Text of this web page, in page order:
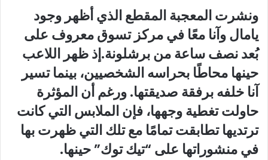
ونشرت المعجبة المقطع الذي أظهر وجود
يامال وآنا معًا في مركز تسوق معروف على
بُعد نصف ساعة من برشلونة.إذ ظهر اللاعب
حينها محاطًا بحراسه الشخصيين، بينما تسير
آنا خلفه برفقة صديقتها. ورغم أن المؤثرة
حاولت تغطية وجهها، فإن الملابس التي كانت
ترتديها تطابقت تمامًا مع تلك التي ظهرت بها
في منشوراتها على “تيك توك” حينها.